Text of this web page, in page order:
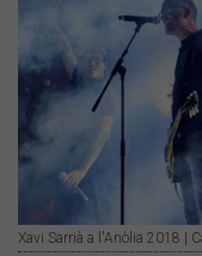
Xavi Sarrià a l'Anòlia 2018 |